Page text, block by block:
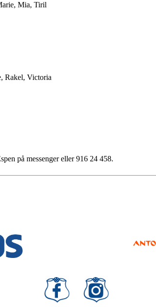
Mia, Tiril
Rakel, Victoria
på messenger eller 916 24 458.